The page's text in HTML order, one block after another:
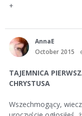
+
AnnaE
October 2015
TAJEMNICA
CHRYSTUSA
Wszechmogący,